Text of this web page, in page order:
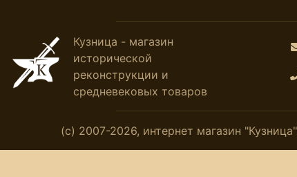
Кузница - магазин
исторической
реконструкции и
средневековых товаров
(с) 2007-2026, интернет магазин